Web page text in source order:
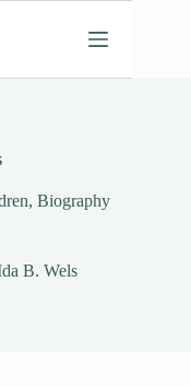
, Biography
B. Wels